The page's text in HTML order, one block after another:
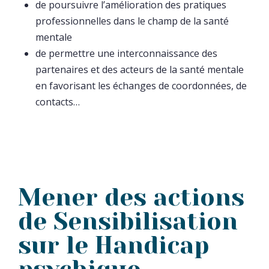
de poursuivre l’amélioration des pratiques
professionnelles dans le champ de la santé
mentale
de permettre une interconnaissance des
partenaires et des acteurs de la santé mentale
en favorisant les échanges de coordonnées, de
contacts…
Mener des actions
de Sensibilisation
sur le Handicap